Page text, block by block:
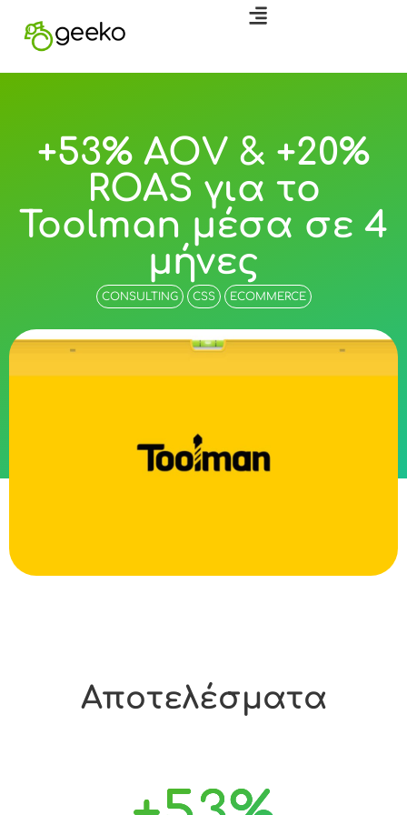
+53% AOV & +20%
ROAS για το
Toolman μέσα σε 4
μήνες
CONSULTING CSS ECOMMERCE
Αποτελέσματα